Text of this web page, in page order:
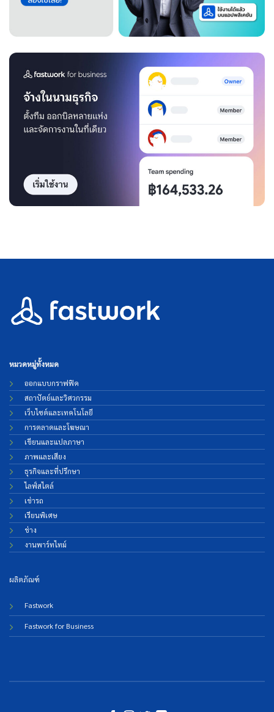
หมวดหมู่ทั้งหมด
ออกแบบกราฟฟิค
สถาปัตย์และวิศวกรรม
เว็บไซต์และเทคโนโลยี
การตลาดและโฆษณา
เขียนและแปลภาษา
ภาพและเสียง
ธุรกิจและที่ปรึกษา
ไลฟ์สไตล์
เช่ารถ
เรียนพิเศษ
ช่าง
งานพาร์ทไทม์
ผลิตภัณฑ์
Fastwork
Fastwork for Business